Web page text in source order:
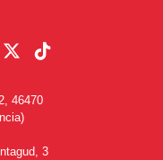
46470
3